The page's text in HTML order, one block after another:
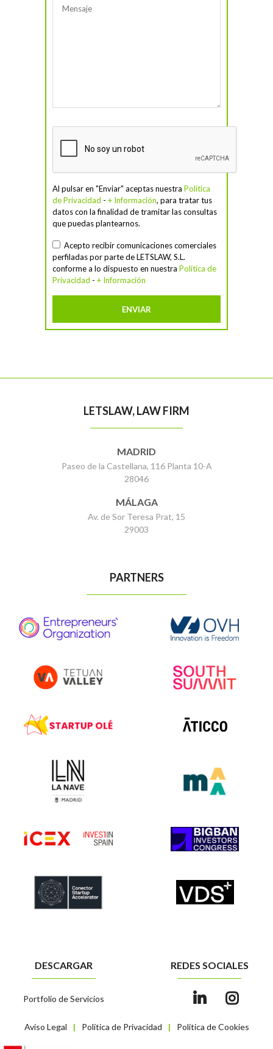
Al pulsar en "Enviar" aceptas nuestra Política
de Privacidad - + Información, para tratar tus
datos con la finalidad de tramitar las consultas
que puedas plantearnos.
Acepto recibir comunicaciones comerciales
perfiladas por parte de LETSLAW, S.L.
conforme a lo dispuesto en nuestra Política de
Privacidad - + Información
LETSLAW, LAW FIRM
MADRID
Paseo de la Castellana, 116 Planta 10-A
28046
MÁLAGA
Av. de Sor Teresa Prat, 15
29003
PARTNERS
Aviso Legal | Política de Privacidad | Política de Cookies
DESCARGAR
Portfolio de Servicios
REDES SOCIALES